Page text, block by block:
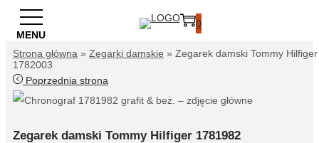
Przejdź
treści
do
do
0
Strona główna » Zegarki damskie » Zegarek damski Tommy Hilfiger
1782003
Poprzednia strona
Zegarek damski Tommy Hilfiger 1781982